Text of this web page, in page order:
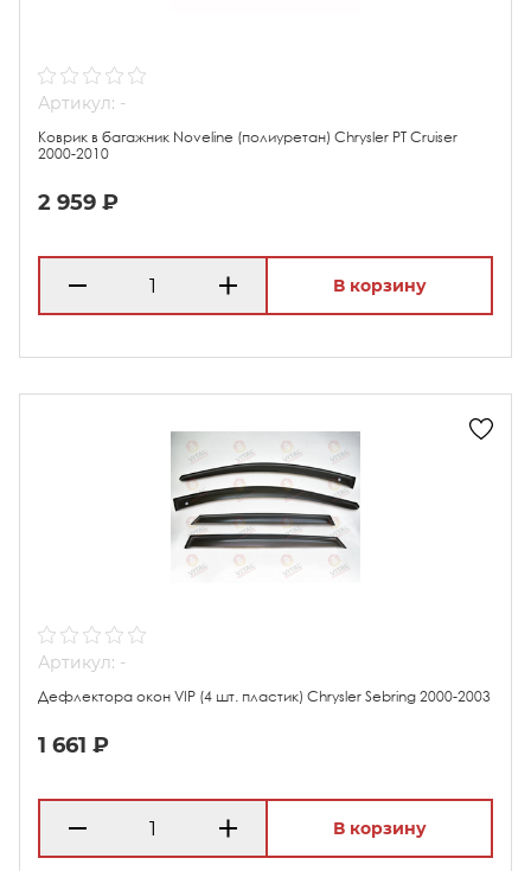
Артикул: -
Коврик в багажник Noveline (полиуретан) Chrysler PT Cruiser
2000-2010
2 959 ₽
В корзину
Артикул: -
Дефлектора окон VIP (4 шт. пластик) Chrysler Sebring 2000-2003
1 661 ₽
В корзину